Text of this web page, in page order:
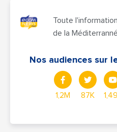
Toute
de la
Nos audiences sur
1,2M 87K